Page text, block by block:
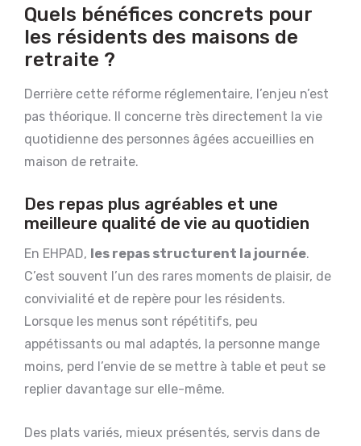
Quels bénéfices concrets pour
les résidents des maisons de
retraite ?
Derrière cette réforme réglementaire, l’enjeu n’est
pas théorique. Il concerne très directement la vie
quotidienne des personnes âgées accueillies en
maison de retraite.
Des repas plus agréables et une
meilleure qualité de vie au quotidien
En EHPAD, les repas structurent la journée.
C’est souvent l’un des rares moments de plaisir, de
convivialité et de repère pour les résidents.
Lorsque les menus sont répétitifs, peu
appétissants ou mal adaptés, la personne mange
moins, perd l’envie de se mettre à table et peut se
replier davantage sur elle-même.
Des plats variés, mieux présentés, servis dans de